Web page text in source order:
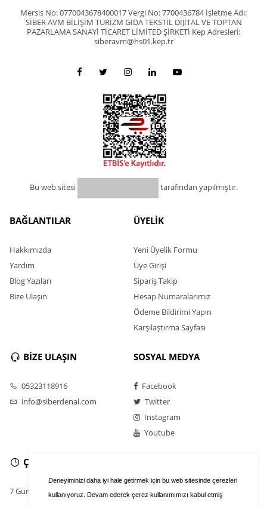
Deneyiminizi daha iyi hale getirmek için bu web sitesinde çerezleri
kullanıyoruz. Devam ederek çerez kullanımımızı kabul etmiş
Mersis No: 0770043678400017 Vergi No: 7700436784 İşletme Adı:
SİBER AVM BİLİŞİM TURİZM GIDA TEKSTİL DİJİTAL VE TOPTAN
PAZARLAMA SANAYİ TİCARET LİMİTED ŞİRKETİ Kep Adresleri:
siberavm@hs01.kep.tr
Bu web sitesi tarafından yapılmıştır.
BAĞLANTILAR
Hakkımızda
Yardım
Blog Yazıları
Bize Ulaşın
ÜYELİK
Yeni Üyelik Formu
Üye Girişi
Sipariş Takip
Hesap Numaralarımız
Ödeme Bildirimi Yapın
Karşılaştırma Sayfası
BİZE ULAŞIN
05323118916
info@siberdenal.com
SOSYAL MEDYA
Facebook
Twitter
Instagram
Youtube
ÇALIŞMA SAATLERİ
7 Gün / 24 Saat